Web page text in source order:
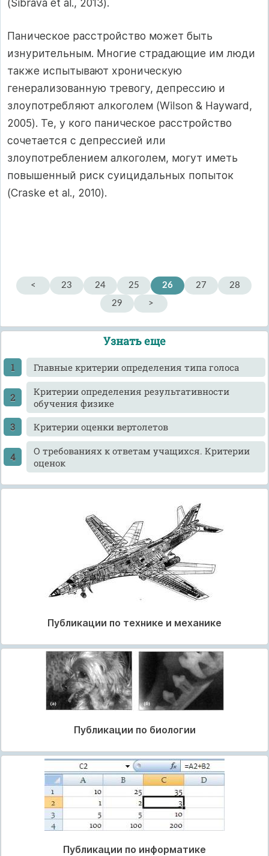
Паническое расстройство может быть
изнурительным. Многие страдающие им люди
также испытывают хроническую
генерализованную тревогу, депрессию и
злоупотребляют алкоголем (Wilson & Hayward,
2005). Те, у кого паническое расстройство
сочетается с депрессией или
злоупотреблением алкоголем, могут иметь
повышенный риск суицидальных попыток
(Craske et al., 2010).
< 23 24 25 26 27
28
29
>
Узнать еще
Главные критерии определения типа голоса
Критерии определения результативности
обучения физике
Критерии оценки вертолетов
О требованиях к ответам учащихся. Критерии
оценок
Публикации по технике и механике
Публикации по биологии
Публикации по информатике